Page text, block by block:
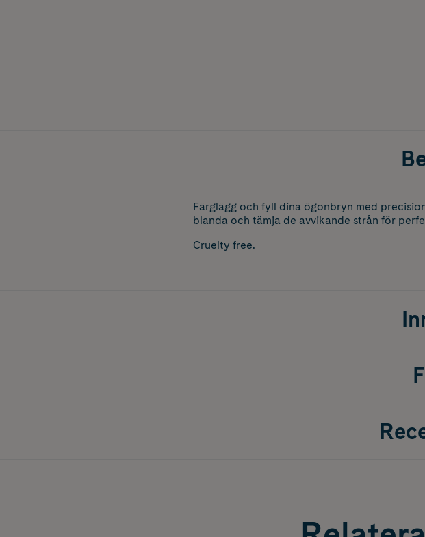
Färglägg och fyll dina ögonbryn med
blanda och tämja de avvikande strån för
Cruelty free.